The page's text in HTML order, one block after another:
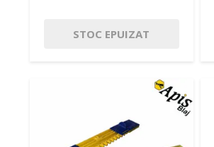
STOC EPUIZAT